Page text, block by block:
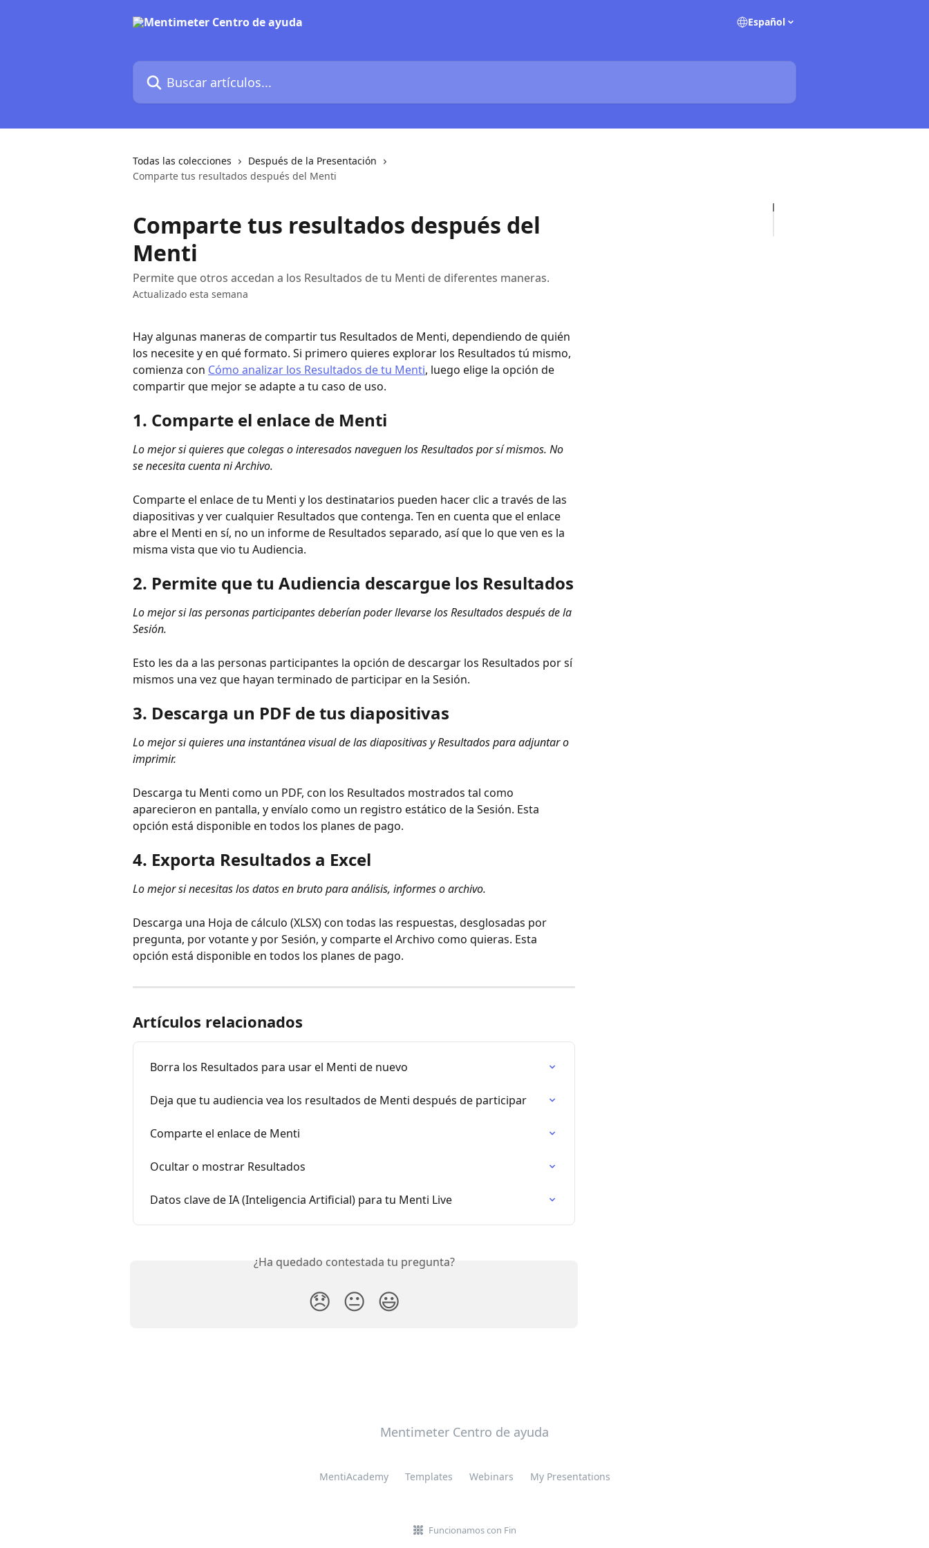
Español
Buscar artículos...
Todas las colecciones
Después de la Presentación
Comparte tus resultados después del Menti
Comparte tus resultados después del
Menti
Permite que otros accedan a los Resultados de tu Menti de diferentes maneras.
Actualizado esta semana
Hay algunas maneras de compartir tus Resultados de Menti, dependiendo de quién
los necesite y en qué formato. Si primero quieres explorar los Resultados tú mismo,
comienza con Cómo analizar los Resultados de tu Menti, luego elige la opción de
compartir que mejor se adapte a tu caso de uso.
1. Comparte el enlace de Menti
Lo mejor si quieres que colegas o interesados naveguen los Resultados por sí mismos. No
se necesita cuenta ni Archivo.
Comparte el enlace de tu Menti y los destinatarios pueden hacer clic a través de las
diapositivas y ver cualquier Resultados que contenga. Ten en cuenta que el enlace
abre el Menti en sí, no un informe de Resultados separado, así que lo que ven es la
misma vista que vio tu Audiencia.
2. Permite que tu Audiencia descargue los Resultados
Lo mejor si las personas participantes deberían poder llevarse los Resultados después de la
Sesión.
Esto les da a las personas participantes la opción de descargar los Resultados por sí
mismos una vez que hayan terminado de participar en la Sesión.
3. Descarga un PDF de tus diapositivas
Lo mejor si quieres una instantánea visual de las diapositivas y Resultados para adjuntar o
imprimir.
Descarga tu Menti como un PDF, con los Resultados mostrados tal como
aparecieron en pantalla, y envíalo como un registro estático de la Sesión. Esta
opción está disponible en todos los planes de pago.
4. Exporta Resultados a Excel
Lo mejor si necesitas los datos en bruto para análisis, informes o archivo.
Descarga una Hoja de cálculo (XLSX) con todas las respuestas, desglosadas por
pregunta, por votante y por Sesión, y comparte el Archivo como quieras. Esta
opción está disponible en todos los planes de pago.
Artículos relacionados
Borra los Resultados para usar el Menti de nuevo
Deja que tu audiencia vea los resultados de Menti después de participar
Comparte el enlace de Menti
Ocultar o mostrar Resultados
Datos clave de IA (Inteligencia Artificial) para tu Menti Live
¿Ha quedado contestada tu pregunta?
😞 😐 😃
Mentimeter Centro de ayuda
MentiAcademy Templates Webinars My Presentations
Funcionamos con Fin